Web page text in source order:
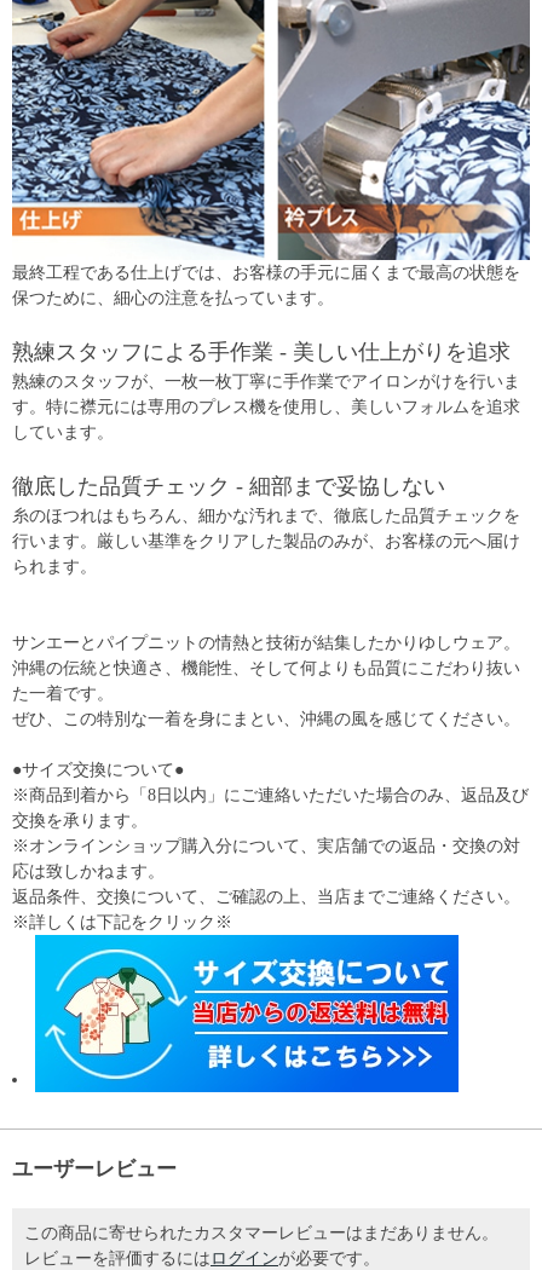
最終工程である仕上げでは、お客様の手元に届くまで最高の状態を
保つために、細心の注意を払っています。
熟練スタッフによる手作業 - 美しい仕上がりを追求
熟練のスタッフが、一枚一枚丁寧に手作業でアイロンがけを行いま
す。特に襟元には専用のプレス機を使用し、美しいフォルムを追求
しています。
徹底した品質チェック - 細部まで妥協しない
糸のほつれはもちろん、細かな汚れまで、徹底した品質チェックを
行います。厳しい基準をクリアした製品のみが、お客様の元へ届け
られます。
サンエーとパイプニットの情熱と技術が結集したかりゆしウェア。
沖縄の伝統と快適さ、機能性、そして何よりも品質にこだわり抜い
た一着です。
ぜひ、この特別な一着を身にまとい、沖縄の風を感じてください。
●サイズ交換について●
※商品到着から「8日以内」にご連絡いただいた場合のみ、返品及び
交換を承ります。
※オンラインショップ購入分について、実店舗での返品・交換の対
応は致しかねます。
返品条件、交換について、ご確認の上、当店までご連絡ください。
※詳しくは下記をクリック※
ユーザーレビュー
この商品に寄せられたカスタマーレビューはまだありません。
レビューを評価するには ログインが必要です。